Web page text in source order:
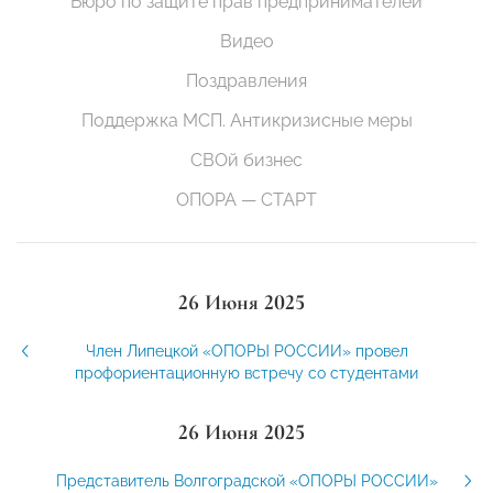
Видео
Поздравления
Поддержка МСП. Антикризисные меры
СВОй бизнес
ОПОРА — СТАРТ
26 Июня 2025
Член Липецкой «ОПОРЫ РОССИИ» провел
профориентационную встречу со студентами
26 Июня 2025
Представитель Волгоградской «ОПОРЫ РОССИИ»